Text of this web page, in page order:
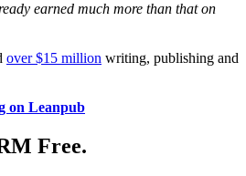
earned much more than that on
over $15 million writing, publishing and
on Leanpub
Free.